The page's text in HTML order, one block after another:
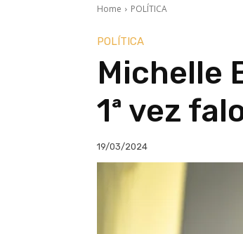
Home POLÍTICA
POLÍTICA
Michelle
1ª vez
19/03/2024